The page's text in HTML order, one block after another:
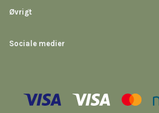
Øvrigt
Sociale medier